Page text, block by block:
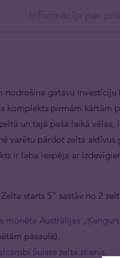
nodrošina gatavu
komplekts pirmām kārtām
un tajā pašā laikā
varētu pārdot zelta aktīvus
ir laba iespēja ar
starts 5" sastāv no 2
monēta Austrālijas
pasaulē).
Suisse zelta stienis.